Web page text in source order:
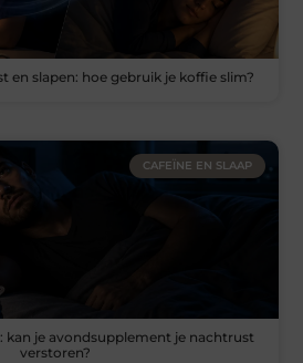
en slapen: hoe gebruik je koffie slim?
CAFEÏNE EN SLAAP
kan je avondsupplement je nachtrust
verstoren?